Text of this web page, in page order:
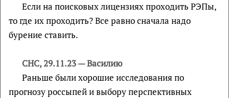
Если на поисковых лицензиях проходить РЭПы,
то где их проходить? Все равно сначала надо
бурение ставить.
СНС, 29.11.23 — Василию
Раньше были хорошие исследования по
прогнозу россыпей и выбору перспективных